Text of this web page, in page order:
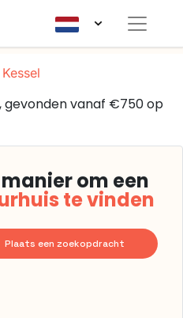
Kessel
gevonden vanaf €750 op
manier om een
te vinden
Plaats een zoekopdracht